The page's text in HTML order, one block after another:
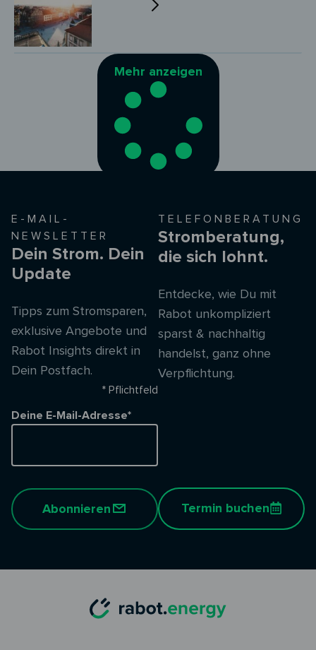
Mehr anzeigen
E-MAIL-
NEWSLETTER
Dein Strom. Dein
Update
Tipps zum Stromsparen,
exklusive Angebote und
Rabot Insights direkt in
Dein Postfach.
* Pflichtfeld
Deine E-Mail-Adresse*
Abonnieren
TELEFONBERATUNG
Stromberatung,
die sich lohnt.
Entdecke, wie Du mit
Rabot unkompliziert
sparst & nachhaltig
handelst, ganz ohne
Verpflichtung.
Termin buchen